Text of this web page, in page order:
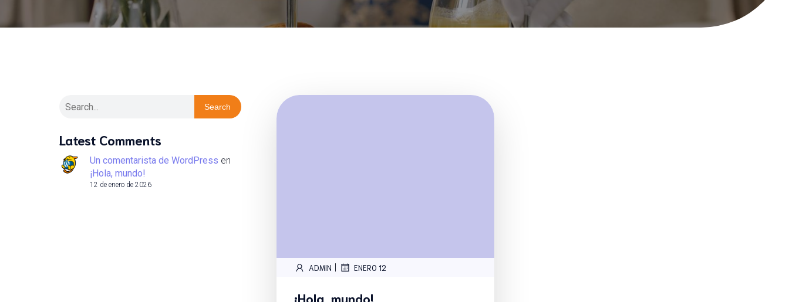
Search
Latest Comments
Un comentarista de WordPress en
¡Hola, mundo!
12 de enero de 2026
ADMIN ENERO 12
¡Hola, mundo!